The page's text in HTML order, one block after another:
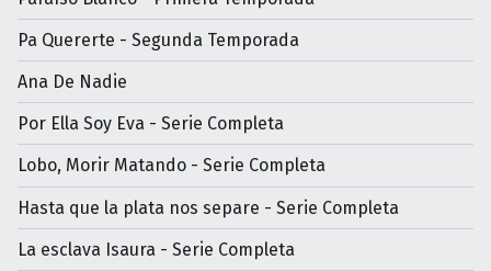
Pa Quererte - Segunda Temporada
Ana De Nadie
Por Ella Soy Eva - Serie Completa
Lobo, Morir Matando - Serie Completa
Hasta que la plata nos separe - Serie Completa
La esclava Isaura - Serie Completa